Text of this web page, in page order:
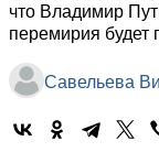
что Владимир
перемирия будет
Савельева